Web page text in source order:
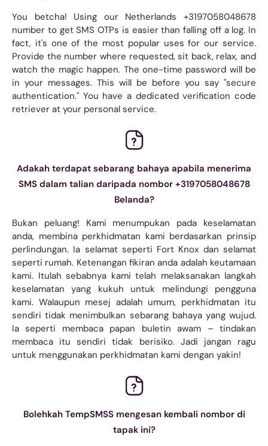
You betcha! Using our Netherlands +3197058048678
number to get SMS OTPs is easier than falling off a log. In
fact, it's one of the most popular uses for our service.
Provide the number where requested, sit back, relax, and
watch the magic happen. The one-time password will be
in your messages. This will be before you say "secure
authentication." You have a dedicated verification code
retriever at your personal service.
Adakah terdapat sebarang bahaya apabila menerima
SMS dalam talian daripada nombor +3197058048678
Belanda?
Bukan peluang! Kami menumpukan pada keselamatan
anda, membina perkhidmatan kami berdasarkan prinsip
perlindungan. Ia selamat seperti Fort Knox dan selamat
seperti rumah. Ketenangan fikiran anda adalah keutamaan
kami. Itulah sebabnya kami telah melaksanakan langkah
keselamatan yang kukuh untuk melindungi pengguna
kami. Walaupun mesej adalah umum, perkhidmatan itu
sendiri tidak menimbulkan sebarang bahaya yang wujud.
Ia seperti membaca papan buletin awam – tindakan
membaca itu sendiri tidak berisiko. Jadi jangan ragu
untuk menggunakan perkhidmatan kami dengan yakin!
Bolehkah TempSMSS mengesan kembali nombor di
tapak ini?